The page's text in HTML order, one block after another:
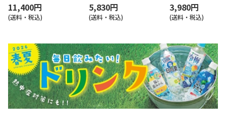
11,400円
(送料・税込)
5,830円
(送料・税込)
3,980円
(送料・税込)